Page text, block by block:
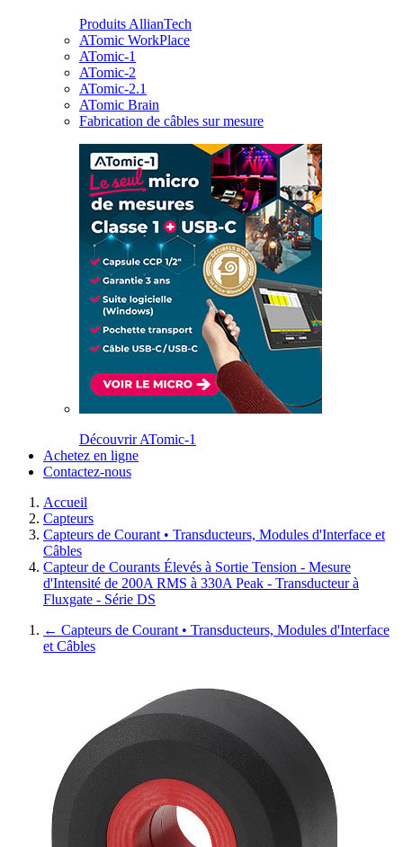
Produits AllianTech
ATomic WorkPlace
ATomic-1
ATomic-2
ATomic-2.1
ATomic Brain
Fabrication de câbles sur mesure
Découvrir ATomic-1
Achetez en ligne
Contactez-nous
Accueil
Capteurs
Capteurs de Courant • Transducteurs, Modules d'Interface et
Câbles
Capteur de Courants Élevés à Sortie Tension - Mesure
d'Intensité de 200A RMS à 330A Peak - Transducteur à
Fluxgate - Série DS
← Capteurs de Courant • Transducteurs, Modules d'Interface
et Câbles